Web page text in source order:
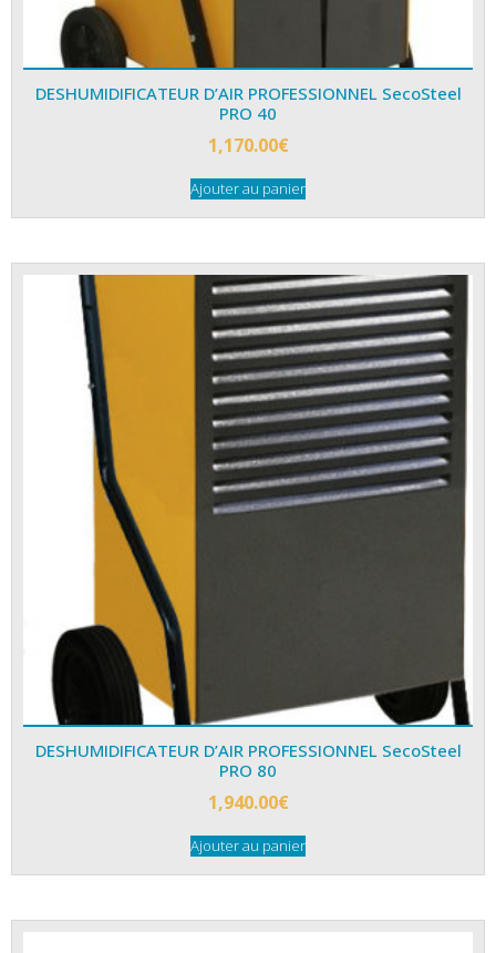
DESHUMIDIFICATEUR D’AIR PROFESSIONNEL SecoSteel
PRO 40
1,170.00€
Ajouter au panier
DESHUMIDIFICATEUR D’AIR PROFESSIONNEL SecoSteel
PRO 80
1,940.00€
Ajouter au panier